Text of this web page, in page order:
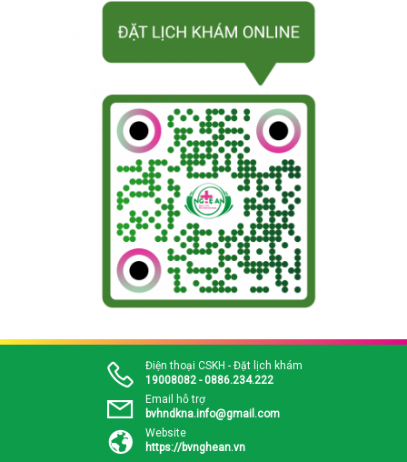
Điện thoại CSKH - Đặt lịch khám
19008082 - 0886.234.222
Email hỗ trợ
bvhndkna.info@gmail.com
Website
https://bvnghean.vn